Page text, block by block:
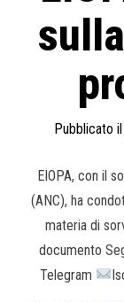
Pubblicato il
EIOPA, con il
(ANC), ha
materia di
documento
Telegram